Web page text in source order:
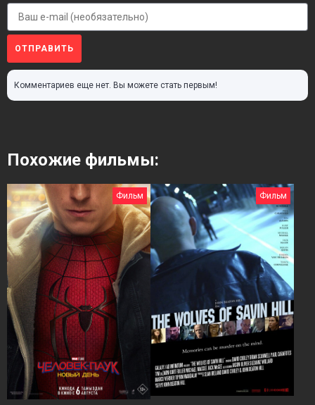
ОТПРАВИТЬ
Комментариев еще нет. Вы можете стать первым!
Похожие фильмы:
Фильм Фильм